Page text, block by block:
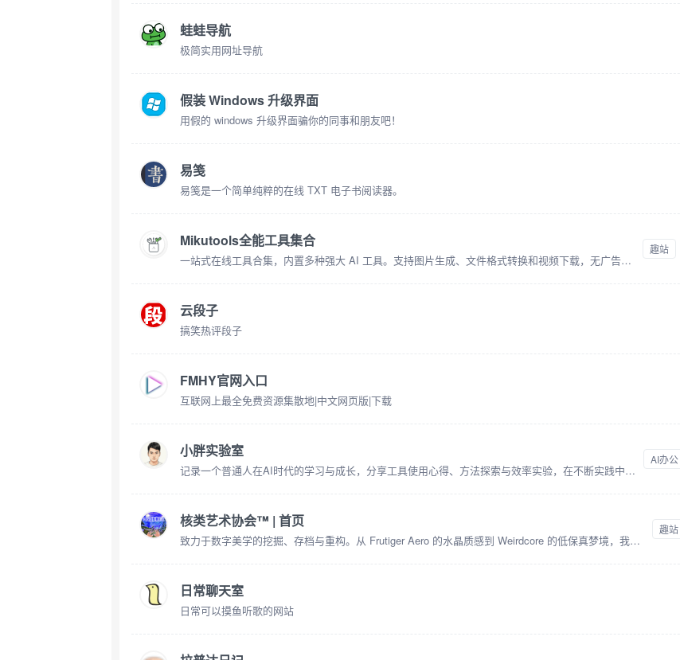
蛙蛙导航
极简实用网址导航
假装 Windows 升级界面
用假的 windows 升级界面骗你的同事和朋友吧！
易笺
易笺是一个简单纯粹的在线 TXT 电子书阅读器。
Mikutools全能工具集合
一站式在线工具合集，内置多种强大 AI 工具。支持图片生成、文件格式转换和视频下载，无广告，无需登录，打开即用。
趣站
云段子
搞笑热评段子
FMHY官网入口
互联网上最全免费资源集散地|中文网页版|下载
小胖实验室
记录一个普通人在AI时代的学习与成长，分享工具使用心得、方法探索与效率实验，在不断实践中寻找属于自己的生产力路径。
AI办公
核类艺术协会™ | 首页
致力于数字美学的挖掘、存档与重构。从 Frutiger Aero 的水晶质感到 Weirdcore 的低保真梦境，我们记录互联网时代的视觉变迁。
趣站
日常聊天室
日常可以摸鱼听歌的网站